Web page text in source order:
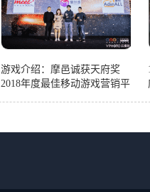
游戏介绍：摩邑诚获天府奖
2018年度最佳移动游戏营销平